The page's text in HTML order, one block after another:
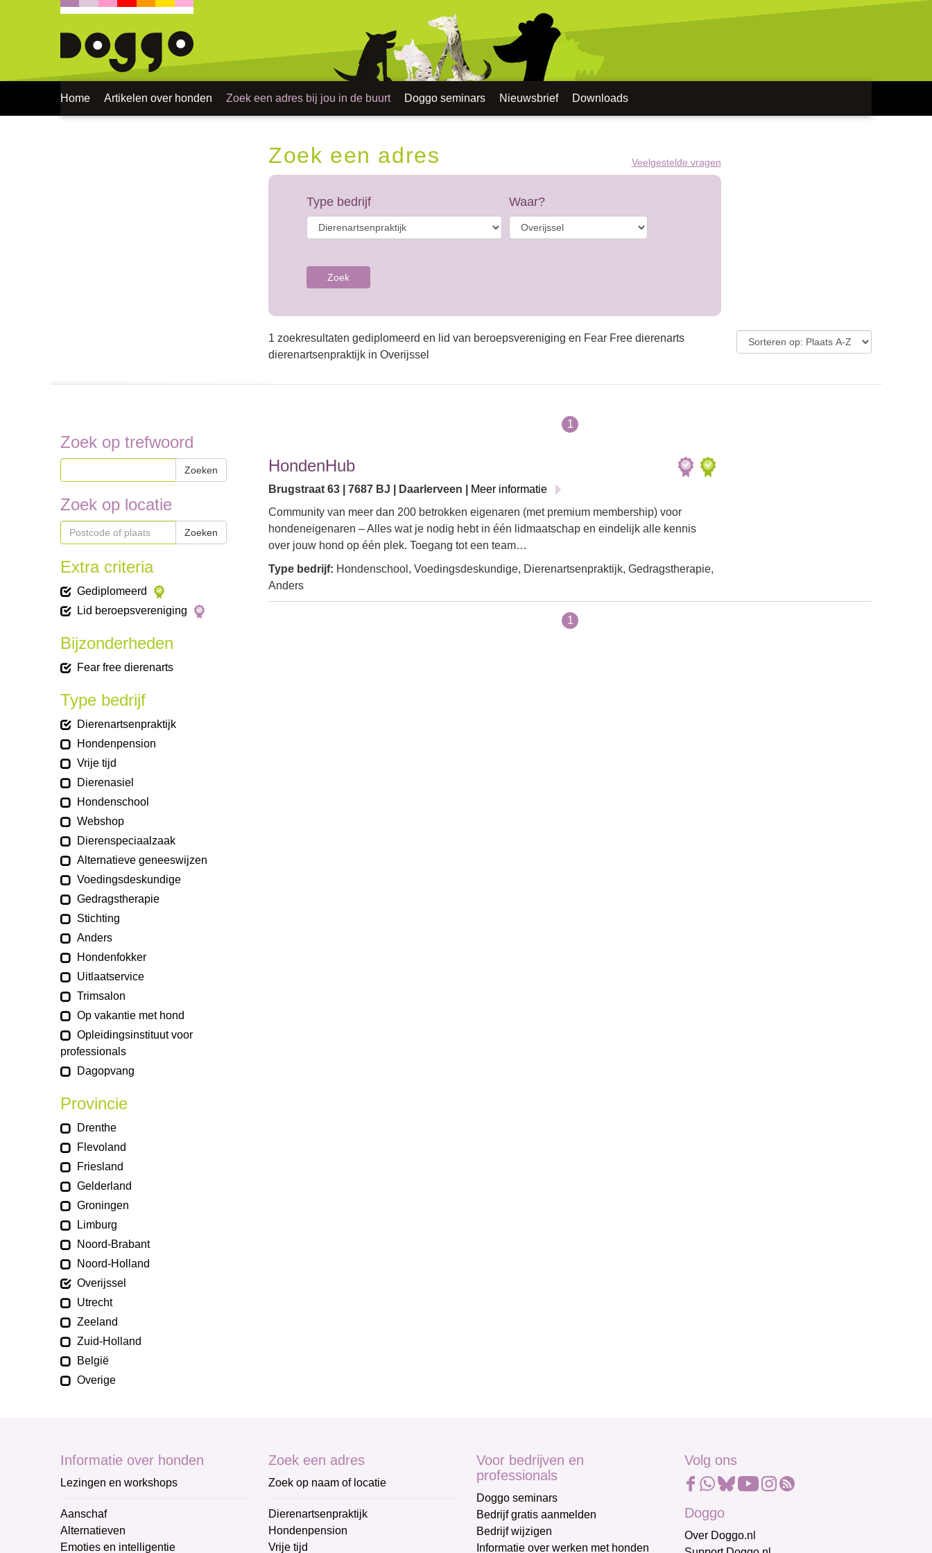
Home Artikelen over honden Zoek een adres bij jou in de buurt Doggo seminars Nieuwsbrief Downloads
Zoek een adres Veelgestelde vragen
Type bedrijf Waar?
Zoek
1 zoekresultaten gediplomeerd en lid van beroepsvereniging en Fear Free dierenarts
dierenartsenpraktijk in Overijssel
Zoek op trefwoord
Zoeken
Zoek op locatie
Zoeken
Extra criteria
Gediplomeerd
Lid beroepsvereniging
Bijzonderheden
Fear free dierenarts
Type bedrijf
Dierenartsenpraktijk
Hondenpension
Vrije tijd
Dierenasiel
Hondenschool
Webshop
Dierenspeciaalzaak
Alternatieve geneeswijzen
Voedingsdeskundige
Gedragstherapie
Stichting
Anders
Hondenfokker
Uitlaatservice
Trimsalon
Op vakantie met hond
Opleidingsinstituut voor
professionals
Dagopvang
Provincie
Drenthe
Flevoland
Friesland
Gelderland
Groningen
Limburg
Noord-Brabant
Noord-Holland
Overijssel
Utrecht
Zeeland
Zuid-Holland
België
Overige
1
HondenHub
Brugstraat 63 | 7687 BJ | Daarlerveen |
Meer informatie
Community van meer dan 200 betrokken eigenaren (met premium membership) voor
hondeneigenaren – Alles wat je nodig hebt in één lidmaatschap en eindelijk alle kennis
over jouw hond op één plek. Toegang tot een team…
Type bedrijf: Hondenschool, Voedingsdeskundige, Dierenartsenpraktijk, Gedragstherapie,
Anders
1
Informatie over honden
Lezingen en workshops
Aanschaf
Alternatieven
Emoties en intelligentie
Zoek een adres
Zoek op naam of locatie
Dierenartsenpraktijk
Hondenpension
Vrije tijd
Voor bedrijven en
professionals
Doggo seminars
Bedrijf gratis aanmelden
Bedrijf wijzigen
Informatie over werken met honden
Volg ons
Doggo
Over Doggo.nl